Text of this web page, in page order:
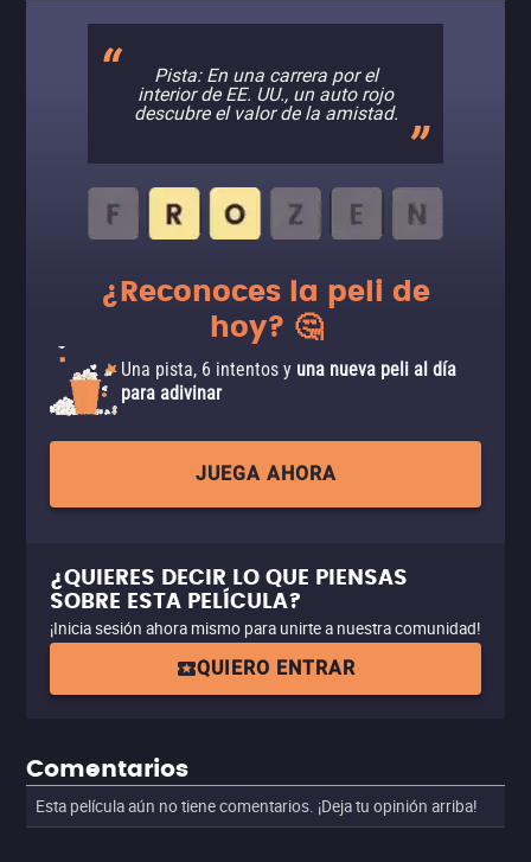
Pista: En una carrera por el
interior de EE. UU., un auto rojo
descubre el valor de la amistad.
¿Reconoces la peli de
hoy? 🤔
Una pista, 6 intentos y una nueva peli al día
para adivinar
JUEGA AHORA
¿QUIERES DECIR LO QUE PIENSAS
SOBRE ESTA PELÍCULA?
¡Inicia sesión ahora mismo para unirte a nuestra comunidad!
QUIERO ENTRAR
Comentarios
Esta película aún no tiene comentarios. ¡Deja tu opinión arriba!